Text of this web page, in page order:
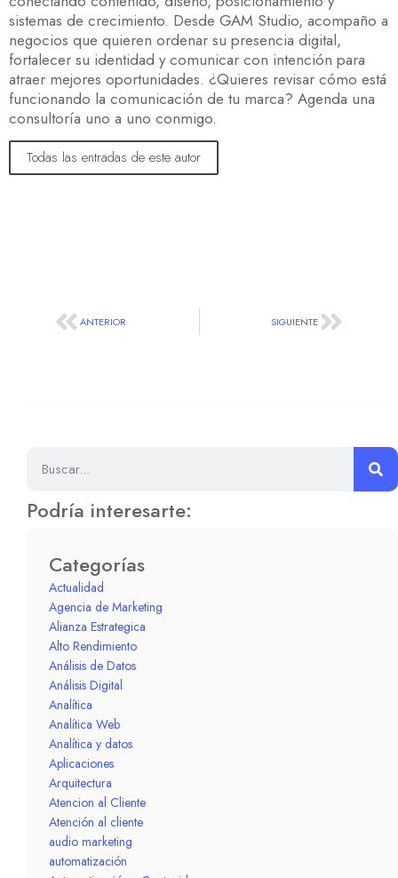
sistemas de crecimiento. Desde GAM Studio, acompaño a
negocios que quieren ordenar su presencia digital,
fortalecer su identidad y comunicar con intención para
atraer mejores oportunidades. ¿Quieres revisar cómo está
funcionando la comunicación de tu marca? Agenda una
consultoría uno a uno conmigo.
Todas las entradas de este autor
ANTERIOR SIGUIENTE
Podría interesarte:
Categorías
Actualidad
Agencia de Marketing
Alianza Estrategica
Alto Rendimiento
Análisis de Datos
Análisis Digital
Analítica
Analítica Web
Analítica y datos
Aplicaciones
Arquitectura
Atencion al Cliente
Atención al cliente
audio marketing
automatización